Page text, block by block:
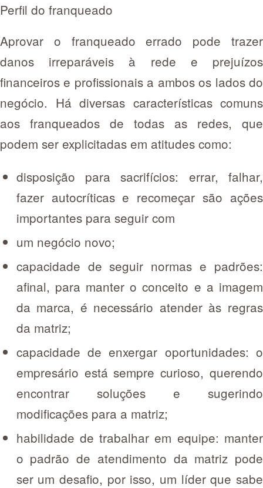
Perfil do franqueado
Aprovar o franqueado errado pode trazer
danos irreparáveis à rede e prejuízos
financeiros e profissionais a ambos os lados do
negócio. Há diversas características comuns
aos franqueados de todas as redes, que
podem ser explicitadas em atitudes como:
disposição para sacrifícios: errar, falhar,
fazer autocríticas e recomeçar são ações
importantes para seguir com
um negócio novo;
capacidade de seguir normas e padrões:
afinal, para manter o conceito e a imagem
da marca, é necessário atender às regras
da matriz;
capacidade de enxergar oportunidades: o
empresário está sempre curioso, querendo
encontrar soluções e sugerindo
modificações para a matriz;
habilidade de trabalhar em equipe: manter
o padrão de atendimento da matriz pode
ser um desafio, por isso, um líder que sabe